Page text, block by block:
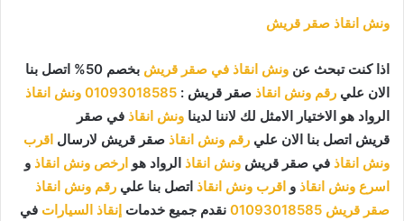
ونش انقاذ صقر قريش
اذا كنت تبحث عن ونش انقاذ في صقر قريش
بخصم 50% اتصل بنا
الان علي رقم ونش انقاذ صقر قريش : 01093018585 ونش انقاذ
الرواد هو الاختيار الامثل لك لاننا لدينا ونش انقاذ في صقر
قريش اتصل بنا الان علي رقم ونش انقاذ صقر قريش لارسال اقرب
ونش انقاذ في صقر قريش ونش انقاذ الرواد هو ارخص ونش انقاذ و
اسرع ونش انقاذ و اقرب ونش انقاذ اتصل بنا علي رقم ونش انقاذ
صقر قريش 01093018585 نقدم جميع خدمات إنقاذ السيارات في